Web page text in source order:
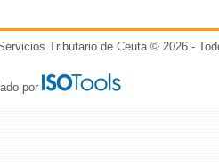
Tributario de Ceuta © 2026 -
por